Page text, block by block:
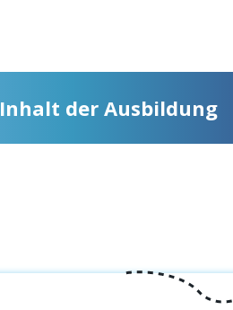
Inhalt der Ausbildung